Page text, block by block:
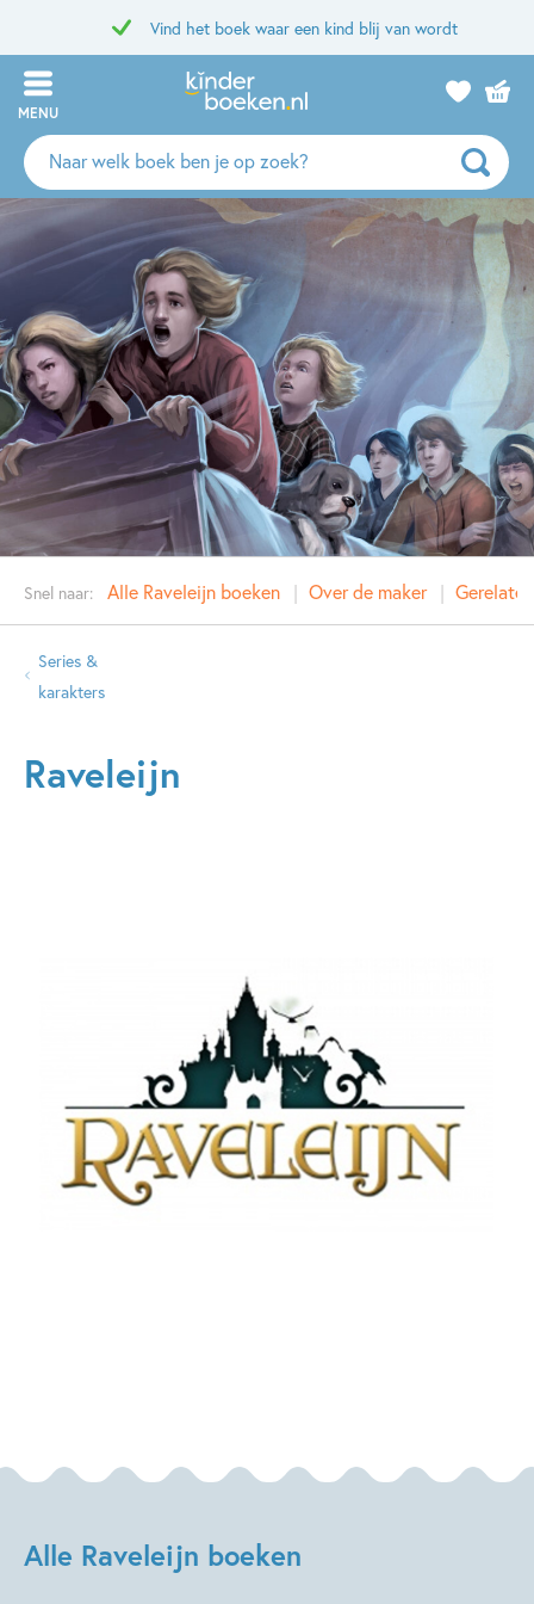
Vind het boek waar een kind blij van wordt
MENU
Zoeken
naar
auteurs
en
Snel naar: Alle Raveleijn boeken Over de maker
Series &
karakters
Raveleijn
Alle Raveleijn boeken